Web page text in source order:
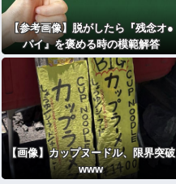
【参考画像】脱がしたら『残念オ●
パイ』を褒める時の模範解答
【画像】カップヌードル、限界突破
www